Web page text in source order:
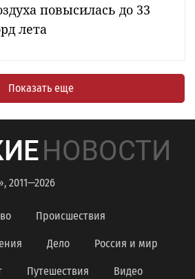
повысилась до 33
лета
Показать еще
НОВОСТИ
2011—2026
Происшествия
Дело Россия и мир
Путешествия Видео